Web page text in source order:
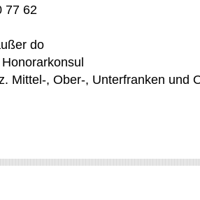
77 62
do
Mittel-, Ober-, Unterfranken und